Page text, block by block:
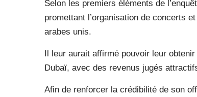
Selon les premiers éléments de
promettant l’organisation de concerts
arabes unis.
Il leur aurait affirmé pouvoir leur
Dubaï, avec des revenus jugés
Afin de renforcer la crédibilité de son